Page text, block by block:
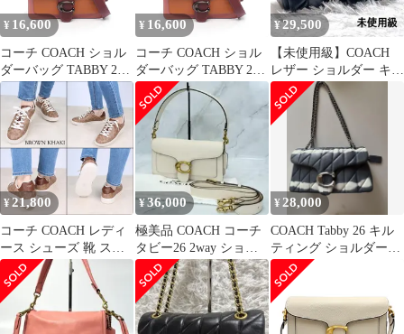
¥ 16,600
コーチ COACH ショル
ダーバッグ TABBY 26
タビー 76105 ピンク/ボ
ルドー/ライトブラウン
レザー ダビー 2wayシ
ョルダー レディース
Used A
¥ 16,600
コーチ COACH ショル
ダーバッグ TABBY 26
タビー 76105 ピンク/ボ
ルドー/ライトブラウン
レザー ダビー 2wayシ
ョルダー レディース
Used A
¥29,500
【未使用級】COACH
レザー ショルダー キル
ティング バッグ 2way
¥21,800
コーチ COACH レディ
ース シューズ 靴 スニ
ーカー
G5061/CCN67/CCN68/C
CN69 BROWN KHAK
¥36,000
極美品 COACH コーチ
タビー26 2way ショル
ダーバッグ レザー 白
¥ 28,000
COACH Tabby 26 キル
ティング ショルダーバ
ッグ